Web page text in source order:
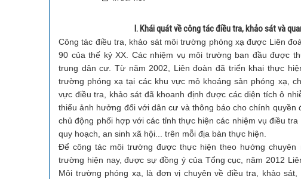
đoàn
các
thời kỳ
Những
thành
tựu
đạt
được
Năng
lực
Liên
tế
khẳng
định
vị
thế
ngành
Địa
chất
và
Khoáng
sản
năm
thành
Thông
Tin
Liên
Đoàn
Đảng,
Công
Đoàn
thanh
niên
CÔNG
TÁC
ĐIỀU
TRA,
KHẢO
SÁT
HIỆN
TRẠNG
VÀ
QUAN
TRẮC
MÔI
TRƯỜNG
I. Khái quát về công tác điều tra, khảo sát và
Công tác điều tra, khảo sát môi trường phóng xạ được Liên
90 của thế kỷ XX. Các nhiệm vụ môi trường ban đầu được
trung dân cư. Từ năm 2002, Liên đoàn đã triển khai thực
trường phóng xạ tại các khu vực mỏ khoáng sản phóng xạ,
vực điều tra, khảo sát đã khoanh định được các diện tích ô
thiểu ảnh hưởng đối với dân cư và thông báo cho chính
chủ động phối hợp với các tỉnh thực hiện các nhiệm vụ điều
quy hoạch, an sinh xã hội... trên mỗi địa bàn thực hiện.
Để công tác môi trường được thực hiện theo hướng
trường hiện nay, được sự đồng ý của Tổng cục, năm 2012
Môi trường phóng xạ, là đơn vị chuyên về điều tra, khảo